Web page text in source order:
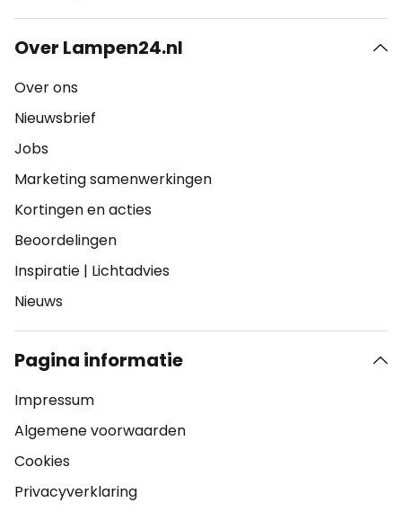
Over Lampen24.nl
Over ons
Nieuwsbrief
Jobs
Marketing samenwerkingen
Kortingen en acties
Beoordelingen
Inspiratie | Lichtadvies
Nieuws
Pagina informatie
Impressum
Algemene voorwaarden
Cookies
Privacyverklaring